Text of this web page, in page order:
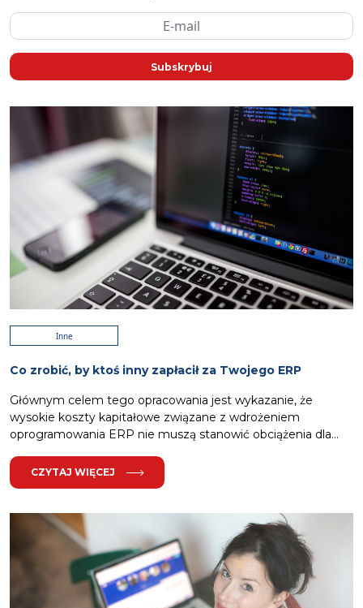
Inne
Co zrobić, by ktoś inny zapłacił za Twojego ERP
Głównym celem tego opracowania jest wykazanie, że
wysokie koszty kapitałowe związane z wdrożeniem
oprogramowania ERP nie muszą stanowić obciążenia dla...
CZYTAJ WIĘCEJ